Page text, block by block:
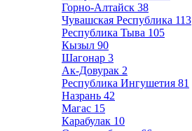
Горно-Алтайск 38
Чувашская Республика 113
Республика Тыва 105
Кызыл 90
Шагонар 3
Ак-Довурак 2
Республика Ингушетия 81
Назрань 42
Магас 15
Карабулак 10